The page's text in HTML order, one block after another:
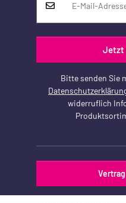
Jetzt
Bitte senden Sie
widerruflich